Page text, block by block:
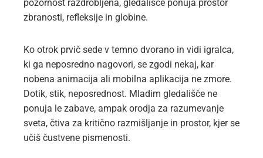
pozornost razdrobljena, gledališče ponuja prostor
zbranosti, refleksije in globine.
Ko otrok prvič sede v temno dvorano in vidi igralca,
ki ga neposredno nagovori, se zgodi nekaj, kar
nobena animacija ali mobilna aplikacija ne zmore.
Dotik, stik, neposrednost. Mladim gledališče ne
ponuja le zabave, ampak orodja za razumevanje
sveta, čtiva za kritično razmišljanje in prostor, kjer se
učiš čustvene pismenosti.